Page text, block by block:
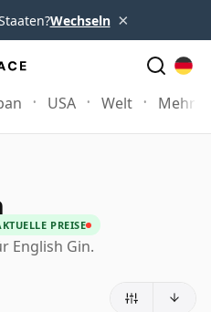
Wechseln ×
USA Welt Mehr
PREISE
English Gin.